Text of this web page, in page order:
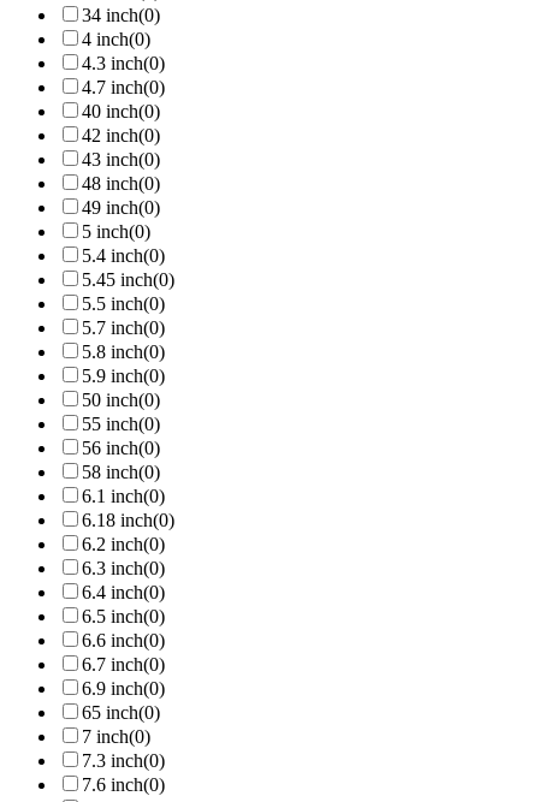
34 inch(0)
4 inch(0)
4.3 inch(0)
4.7 inch(0)
40 inch(0)
42 inch(0)
43 inch(0)
48 inch(0)
49 inch(0)
5 inch(0)
5.4 inch(0)
5.45 inch(0)
5.5 inch(0)
5.7 inch(0)
5.8 inch(0)
5.9 inch(0)
50 inch(0)
55 inch(0)
56 inch(0)
58 inch(0)
6.1 inch(0)
6.18 inch(0)
6.2 inch(0)
6.3 inch(0)
6.4 inch(0)
6.5 inch(0)
6.6 inch(0)
6.7 inch(0)
6.9 inch(0)
65 inch(0)
7 inch(0)
7.3 inch(0)
7.6 inch(0)